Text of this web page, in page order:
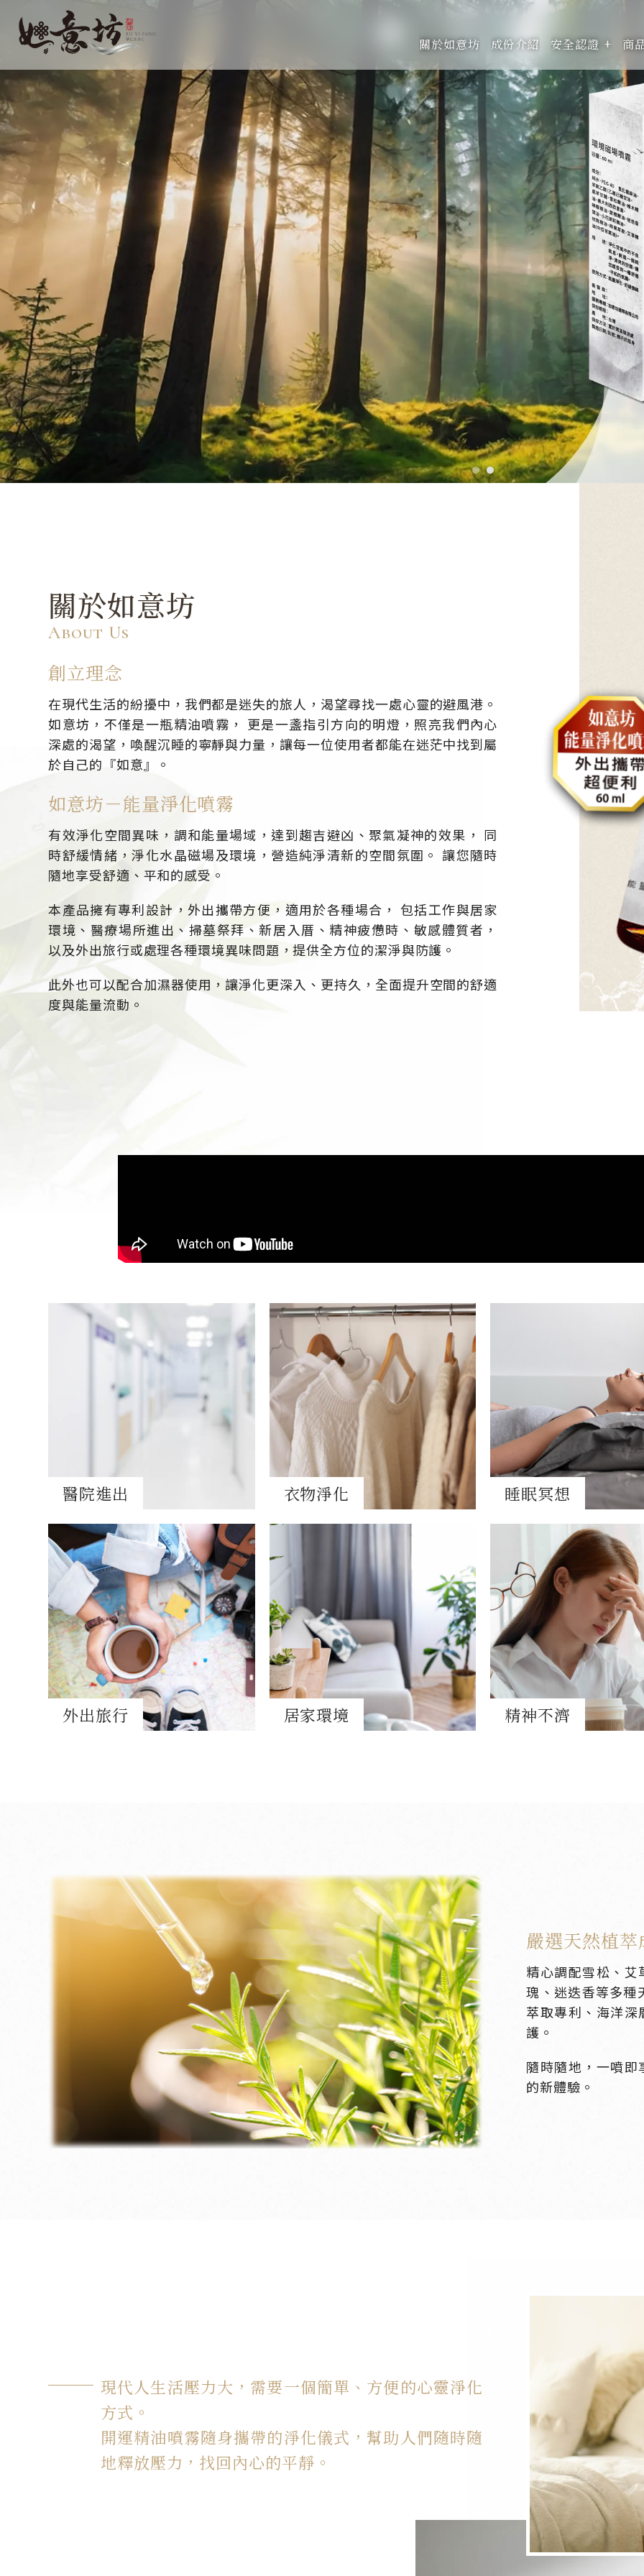
關於如意坊 成份介紹 安全認證 商
關於如意坊
About Us
創立理念
在現代生活的紛擾中，我們都是迷失的旅人，渴望尋找一處心靈的避風港。
如意坊，不僅是一瓶精油噴霧， 更是一盞指引方向的明燈，照亮我們內心
深處的渴望，喚醒沉睡的寧靜與力量，讓每一位使用者都能在迷茫中找到屬
於自己的『如意』。
如意坊－能量淨化噴霧
有效淨化空間異味，調和能量場域，達到趨吉避凶、聚氣凝神的效果， 同
時舒緩情緒，淨化水晶磁場及環境，營造純淨清新的空間氛圍。 讓您隨時
隨地享受舒適、平和的感受。
本產品擁有專利設計，外出攜帶方便，適用於各種場合， 包括工作與居家
環境、醫療場所進出、掃墓祭拜、新居入厝、精神疲憊時、敏感體質者，
以及外出旅行或處理各種環境異味問題，提供全方位的潔淨與防護。
此外也可以配合加濕器使用，讓淨化更深入、更持久，全面提升空間的舒適
度與能量流動。
醫院進出 衣物淨化 睡眠冥想
外出旅行 居家環境 精神不濟
嚴選天然植
精心調配雪松、
瑰、迷迭香等多種
萃取專利、海洋
護。
隨時隨地，一噴
的新體驗。
現代人生活壓力大，需要一個簡單、方便的心靈淨化
方式。
開運精油噴霧隨身攜帶的淨化儀式，幫助人們隨時隨
地釋放壓力，找回內心的平靜。